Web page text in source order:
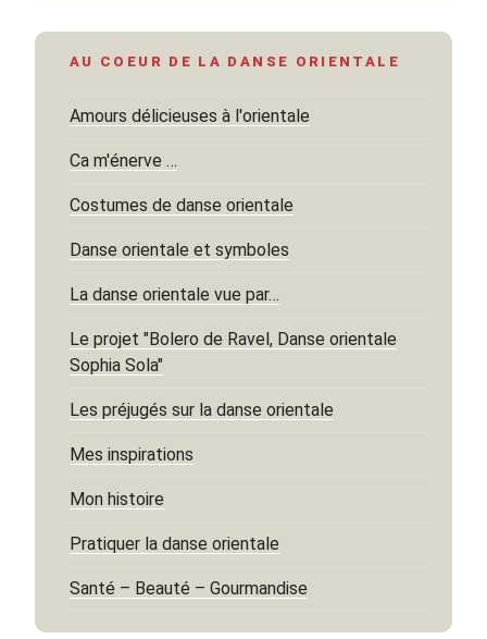
AU COEUR DE LA DANSE ORIENTALE
Amours délicieuses à l'orientale
Ca m'énerve …
Costumes de danse orientale
Danse orientale et symboles
La danse orientale vue par…
Le projet "Bolero de Ravel, Danse orientale
Sophia Sola"
Les préjugés sur la danse orientale
Mes inspirations
Mon histoire
Pratiquer la danse orientale
Santé – Beauté – Gourmandise